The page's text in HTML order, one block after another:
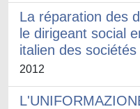
La réparation des
le dirigeant social
italien des sociétés
2012